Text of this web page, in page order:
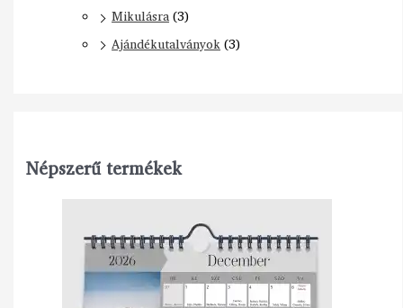
Mikulásra(3)
Ajándékutalványok(3)
Népszerű termékek